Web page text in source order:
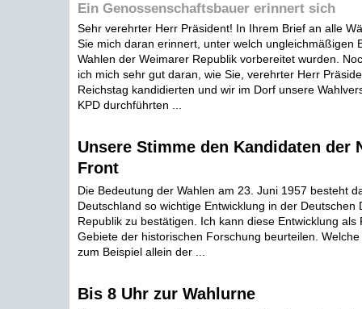
Ein Genossenschaftsbauer erinnert sich
Sehr verehrter Herr Präsident! In Ihrem Brief an alle
Sie mich daran erinnert, unter welch ungleichmäßigen
Wahlen der Weimarer Republik vorbereitet wurden.
ich mich sehr gut daran, wie Sie, verehrter Herr
Reichstag kandidierten und wir im Dorf unsere
KPD durchführten ...
Unsere Stimme den Kandidaten der
Front
Die Bedeutung der Wahlen am 23. Juni 1957 besteht
Deutschland so wichtige Entwicklung in der Deutschen
Republik zu bestätigen. Ich kann diese Entwicklung als
Gebiete der historischen Forschung beurteilen.
zum Beispiel allein der ...
Bis 8 Uhr zur Wahlurne